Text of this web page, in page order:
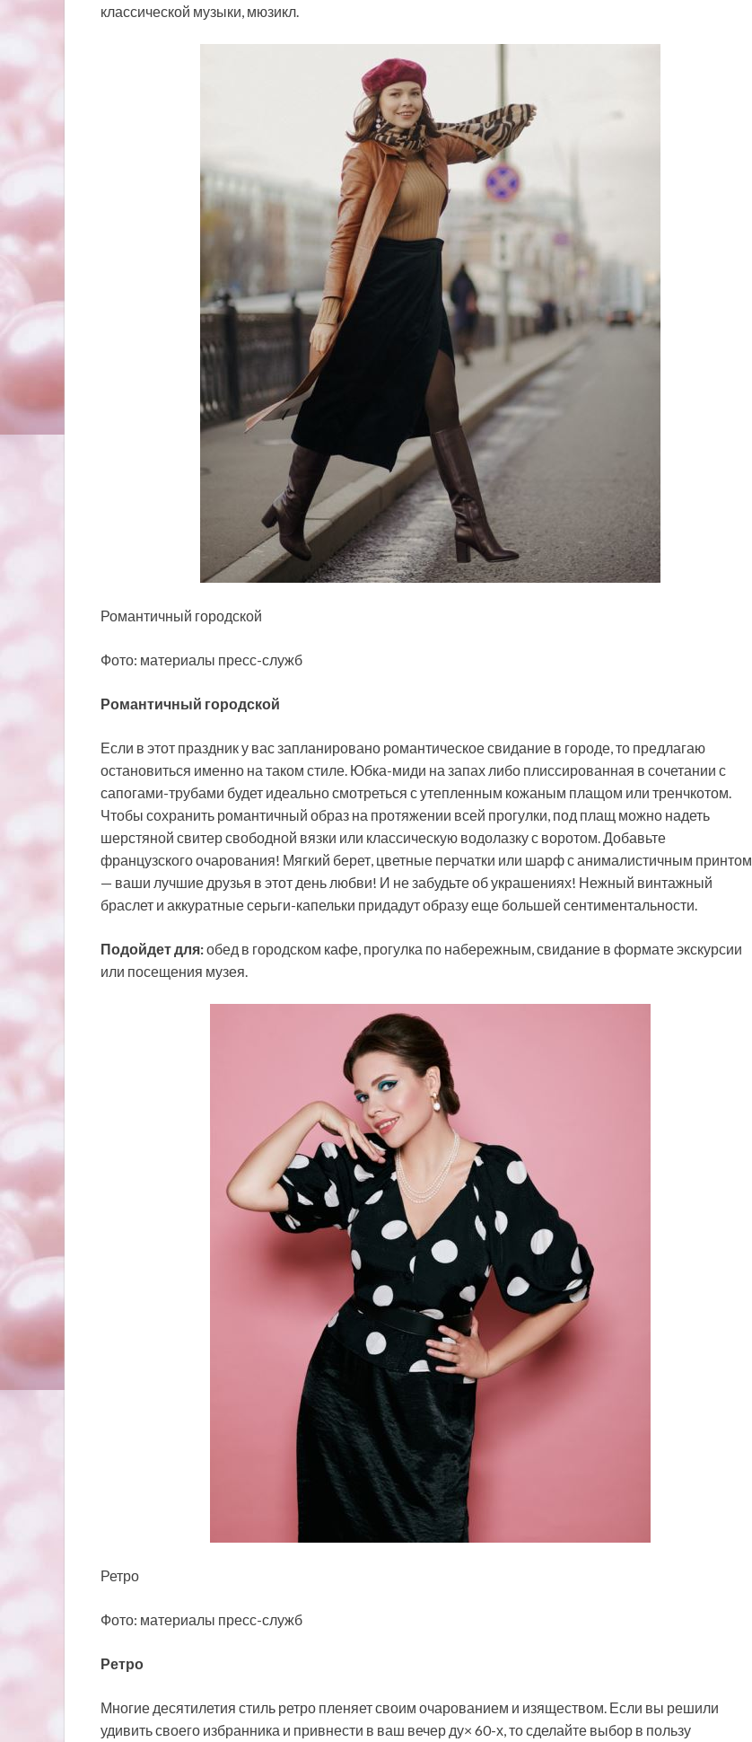
классической музыки, мюзикл.
Романтичный городской
Фото: материалы пресс-служб
Романтичный городской
Если в этот праздник у вас запланировано романтическое свидание в городе, то предлагаю
остановиться именно на таком стиле. Юбка-миди на запах либо плиссированная в сочетании с
сапогами-трубами будет идеально смотреться с утепленным кожаным плащом или тренчкотом.
Чтобы сохранить романтичный образ на протяжении всей прогулки, под плащ можно надеть
шерстяной свитер свободной вязки или классическую водолазку с воротом. Добавьте
французского очарования! Мягкий берет, цветные перчатки или шарф с анималистичным принтом
— ваши лучшие друзья в этот день любви! И не забудьте об украшениях! Нежный винтажный
браслет и аккуратные серьги-капельки придадут образу еще большей сентиментальности.
Подойдет для:обед в городском кафе, прогулка по набережным, свидание в формате экскурсии
или посещения музея.
Ретро
Фото: материалы пресс-служб
Ретро
Многие десятилетия стиль ретро пленяет своим очарованием и изяществом. Если вы решили
удивить своего избранника и привнести в ваш вечер ду× 60-х, то сделайте выбор в пользу